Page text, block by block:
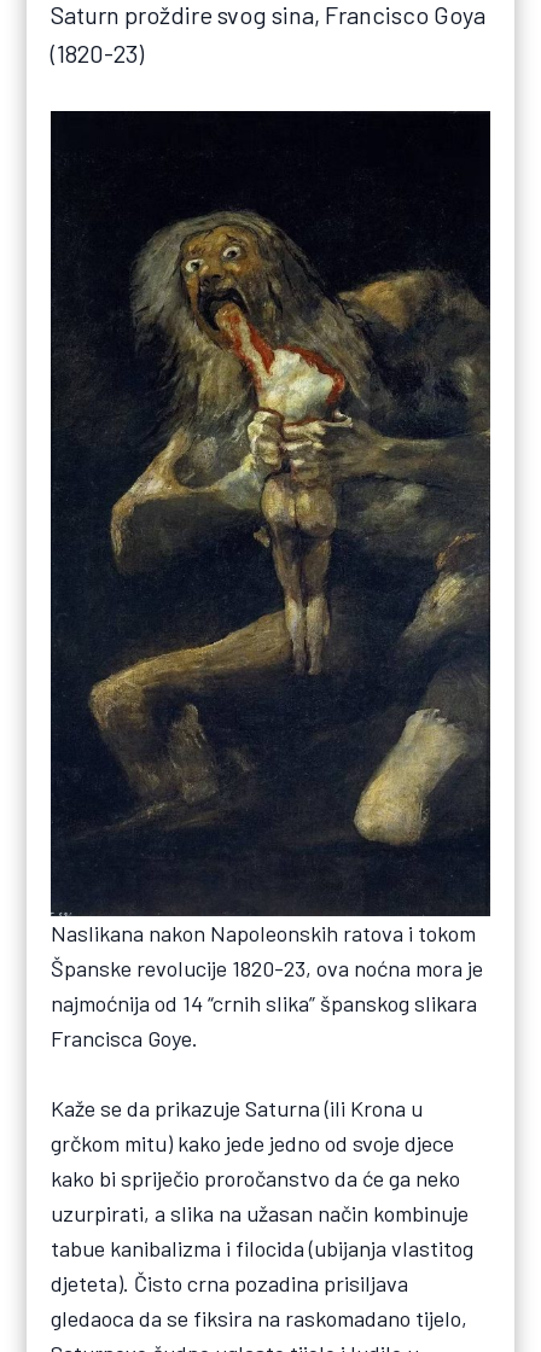
Saturn proždire svog sina, Francisco Goya
(1820-23)
Naslikana nakon Napoleonskih ratova i tokom
Španske revolucije 1820-23, ova noćna mora je
najmoćnija od 14 “crnih slika” španskog slikara
Francisca Goye.
Kaže se da prikazuje Saturna (ili Krona u
grčkom mitu) kako jede jedno od svoje djece
kako bi spriječio proročanstvo da će ga neko
uzurpirati, a slika na užasan način kombinuje
tabue kanibalizma i filocida (ubijanja vlastitog
djeteta). Čisto crna pozadina prisiljava
gledaoca da se fiksira na raskomadano tijelo,